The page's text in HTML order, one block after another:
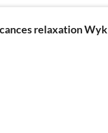
relaxation Wyk